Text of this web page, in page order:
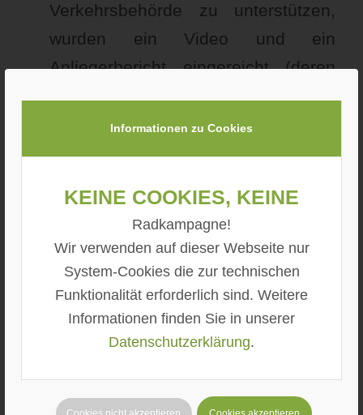
Informationen zu Cookies
Keine Cookies, keine
Radkampagne!
Wir verwenden auf dieser Webseite nur
System-Cookies die zur technischen
Funktionalität erforderlich sind. Weitere
Informationen finden Sie in unserer
Datenschutzerklärung.
Verkehrsbehörde zu unterstützen,
wurden ein Video und ein
Anliegerbericht eingereicht (deren
Der ADFC hat umfangreiche
Abstandsmessungen durchgeführt
Streng genommen haben wir hier vor
erledigt. All das hätte im Vorhinein
erledigt werden können.